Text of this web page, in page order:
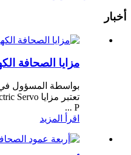
أخبار
مزايا الصحافة
بواسطة المسؤول في 24-11-
P ...
اقرأ المزيد